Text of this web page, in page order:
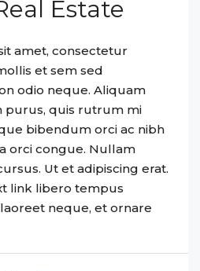
Estate
amet, consectetur
et sem sed
odio neque. Aliquam
purus, quis rutrum mi
bibendum orci ac nibh
orci congue. Nullam
Ut et adipiscing erat.
link libero tempus
neque, et ornare